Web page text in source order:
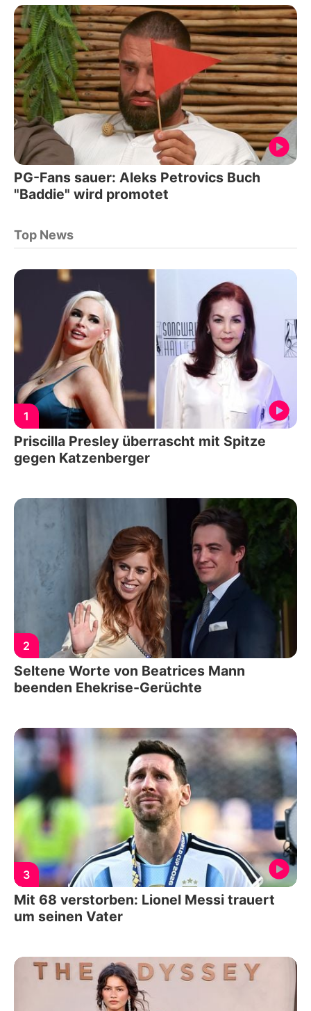
PG-Fans sauer: Aleks Petrovics Buch
"Baddie" wird promotet
Top News
1
Priscilla Presley überrascht mit Spitze
gegen Katzenberger
2
Seltene Worte von Beatrices Mann
beenden Ehekrise-Gerüchte
3
Mit 68 verstorben: Lionel Messi trauert
um seinen Vater